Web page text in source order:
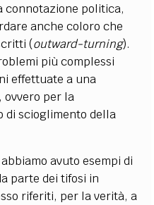
connotazione politica,
anche coloro che
(outward-turning).
più complessi
effettuate a una
, ovvero per la
di scioglimento della
avuto esempi di
parte dei tifosi in
riferiti, per la verità, a